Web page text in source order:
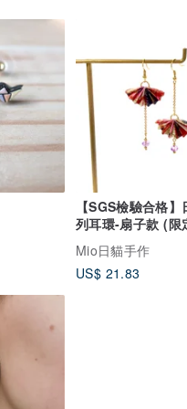
【SGS檢驗合格
列耳環-扇子款 (限
Mio日貓手作
US$ 21.83